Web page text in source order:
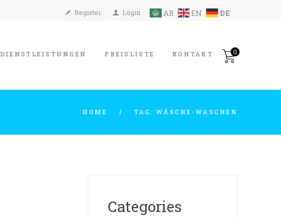
Register Login AR EN DE
DIENSTLEISTUNGEN PREISLISTE KONTAKT 0
HOME TAG: WÄSCHE-WASCHEN
Categories